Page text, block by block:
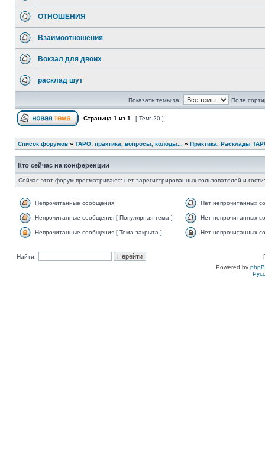
ОТНОШЕНИЯ
Взаимоотношения
Вокзал для двоих
расклад шут
Показать темы за: Поле
Страница 1 из 1 [ Тем: 20 ]
Список форумов » ТАРО: практика, вопросы, колоды... » Практика. Расклады
Кто сейчас на конференции
Сейчас этот форум просматривают: нет зарегистрированных пользователей и
Непрочитанные сообщения Нет непрочитанных
Непрочитанные сообщения [ Популярная тема ] Нет непрочитанных
Непрочитанные сообщения [ Тема закрыта ] Нет непрочитанных
Найти:
Powered by